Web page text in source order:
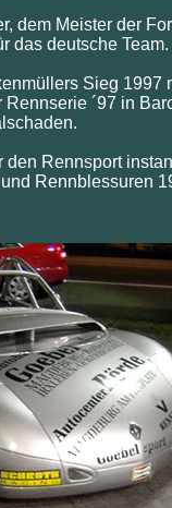
dem Meister der
das deutsche Team.
Sieg 1997
´97 in
den Rennsport
Rennblessuren